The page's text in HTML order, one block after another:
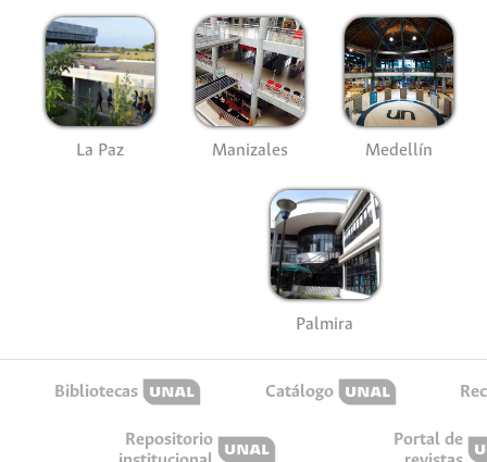
La Paz Manizales Medellín
Palmira
Bibliotecas Catálogo
Repositorio
Portal de